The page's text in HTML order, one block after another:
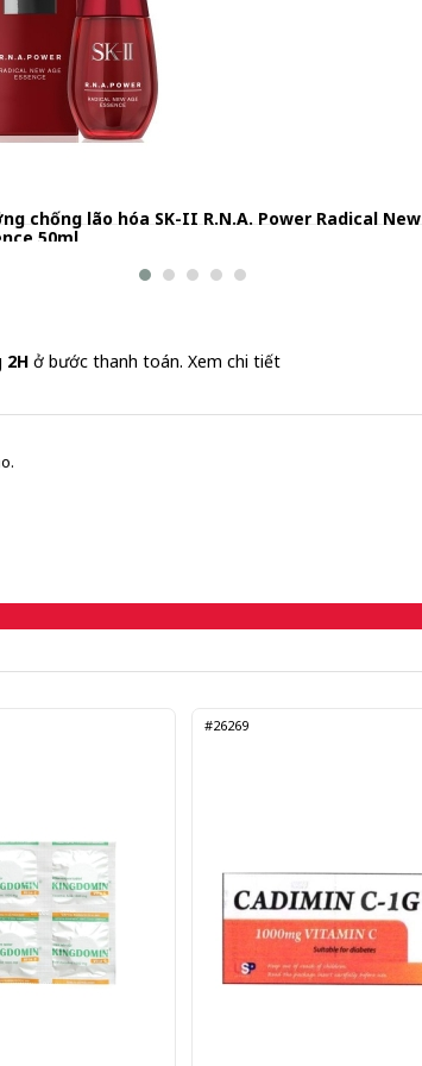
chống lão hóa SK-II R.N.A. Power Radical New
50ml
2H ở bước thanh toán. Xem chi tiết
#26269